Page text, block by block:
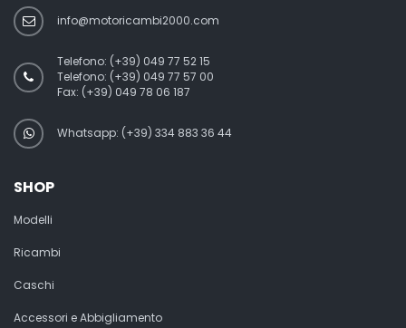
info@motoricambi2000.com
Telefono: (+39) 049 77 52 15
Telefono: (+39) 049 77 57 00
Fax: (+39) 049 78 06 187
Whatsapp: (+39) 334 883 36 44
SHOP
Modelli
Ricambi
Caschi
Accessori e Abbigliamento